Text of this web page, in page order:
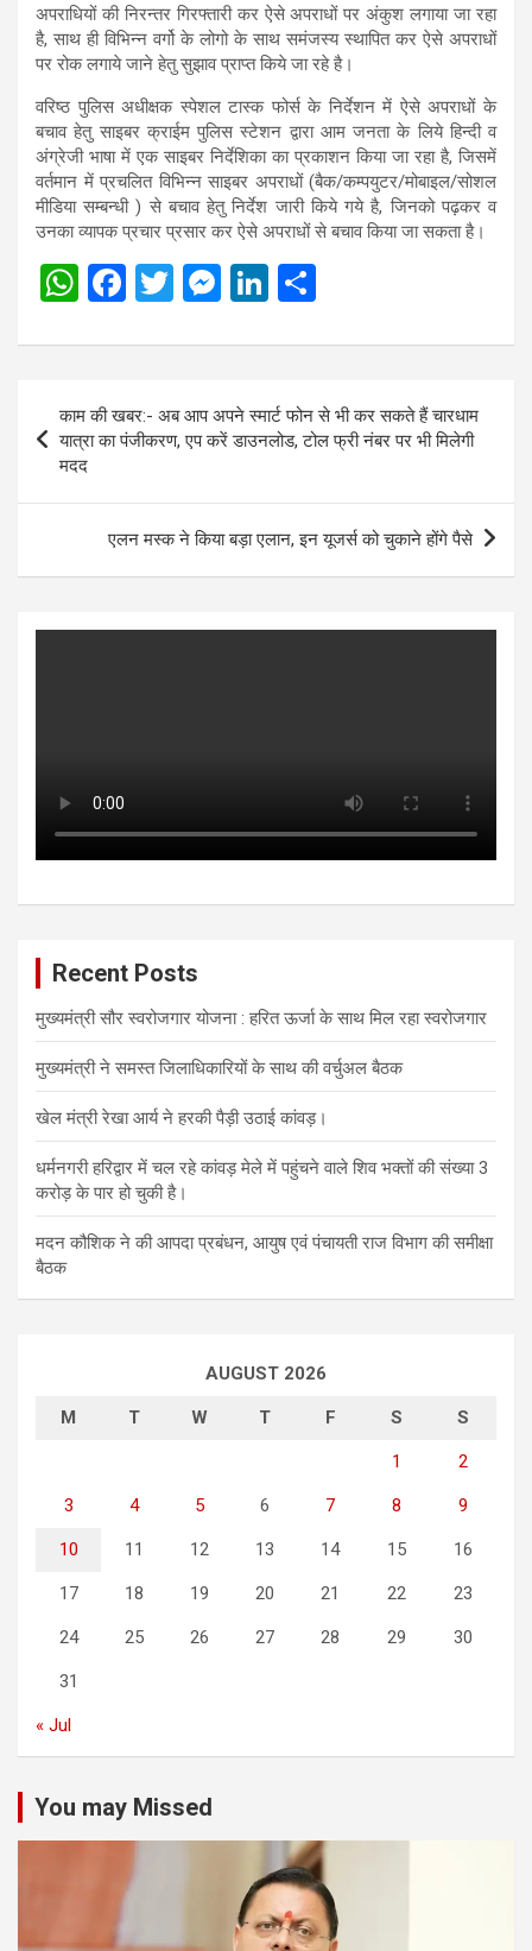
अपराधियों की निरन्तर गिरफ्तारी कर ऐसे अपराधों पर अंकुश लगाया जा रहा
है, साथ ही विभिन्न वर्गो के लोगो के साथ समंजस्य स्थापित कर ऐसे अपराधों
पर रोक लगाये जाने हेतु सुझाव प्राप्त किये जा रहे है।
वरिष्ठ पुलिस अधीक्षक स्पेशल टास्क फोर्स के निर्देशन में ऐसे अपराधों के
बचाव हेतु साइबर क्राईम पुलिस स्टेशन द्वारा आम जनता के लिये हिन्दी व
अंग्रेजी भाषा में एक साइबर निर्देशिका का प्रकाशन किया जा रहा है, जिसमें
वर्तमान में प्रचलित विभिन्न साइबर अपराधों (बैक/कम्पयुटर/मोबाइल/सोशल
मीडिया सम्बन्धी ) से बचाव हेतु निर्देश जारी किये गये है, जिनको पढ़कर व
उनका व्यापक प्रचार प्रसार कर ऐसे अपराधों से बचाव किया जा सकता है।
W
at
A
p
p
F
ce
o
k
T
tt
M
se
n
g
Li
ke
dI
n
ar
e
navigation
काम की खबर:- अब आप अपने स्मार्ट फोन से भी कर सकते हैं चारधाम
यात्रा का पंजीकरण, एप करें डाउनलोड, टोल फ्री नंबर पर भी मिलेगी
मदद
एलन मस्क ने किया बड़ा एलान, इन यूजर्स को चुकाने होंगे पैसे
Recent Posts
मुख्यमंत्री सौर स्वरोजगार योजना : हरित ऊर्जा के साथ मिल रहा स्वरोजगार
मुख्यमंत्री ने समस्त जिलाधिकारियों के साथ की वर्चुअल बैठक
खेल मंत्री रेखा आर्य ने हरकी पैड़ी उठाई कांवड़।
धर्मनगरी हरिद्वार में चल रहे कांवड़ मेले में पहुंचने वाले शिव भक्तों की संख्या 3
करोड़ के पार हो चुकी है।
मदन कौशिक ने की आपदा प्रबंधन, आयुष एवं पंचायती राज विभाग की समीक्षा
बैठक
AUGUST 2026
M T W T F S S
1 2
3 4 5 6 7 8 9
10 11 12 13 14 15 16
17 18 19 20 21 22 23
24 25 26 27 28 29 30
31
« Jul
You may Missed